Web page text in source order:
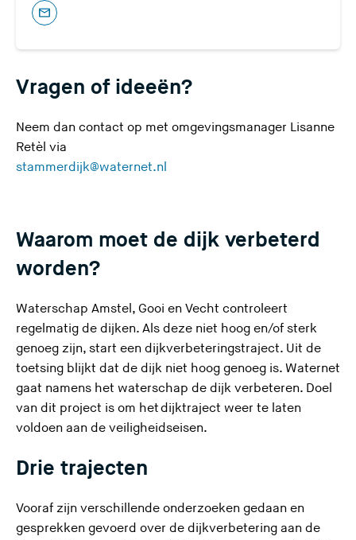
(
e
l
a
a
z
e
i
t
e
)
Vragen of ideeën?
Neem dan contact op met omgevingsmanager Lisanne
Retèl via
stammerdijk@waternet.nl
r
a
t
d
e
z
e
s
Waarom moet de dijk verbeterd
worden?
Waterschap Amstel, Gooi en Vecht controleert
regelmatig de dijken. Als deze niet hoog en/of sterk
genoeg zijn, start een dijkverbeteringstraject. Uit de
toetsing blijkt dat de dijk niet hoog genoeg is. Waternet
gaat namens het waterschap de dijk verbeteren. Doel
van dit project is om het dijktraject weer te laten
voldoen aan de veiligheidseisen.
Drie trajecten
Vooraf zijn verschillende onderzoeken gedaan en
gesprekken gevoerd over de dijkverbetering aan de